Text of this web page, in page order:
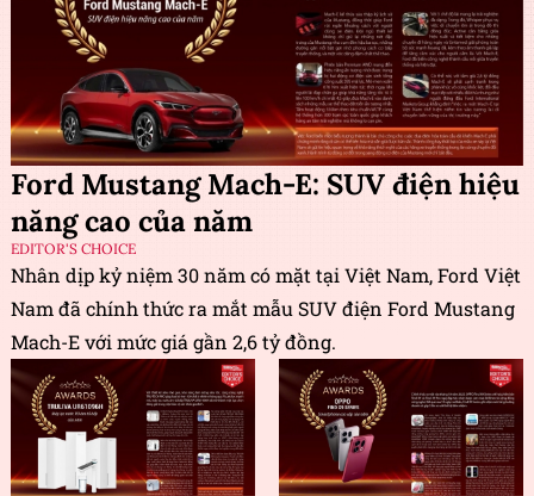
Ford Mustang Mach-E: SUV điện hiệu
năng cao của năm
EDITOR'S CHOICE
Nhân dịp kỷ niệm 30 năm có mặt tại Việt Nam, Ford Việt
Nam đã chính thức ra mắt mẫu SUV điện Ford Mustang
Mach-E với mức giá gần 2,6 tỷ đồng.